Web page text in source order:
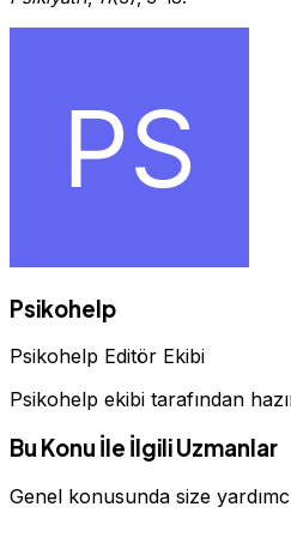
Psikohelp
Psikohelp Editör Ekibi
Psikohelp ekibi tarafından
Bu Konu İle İlgili Uzmanlar
Genel konusunda size